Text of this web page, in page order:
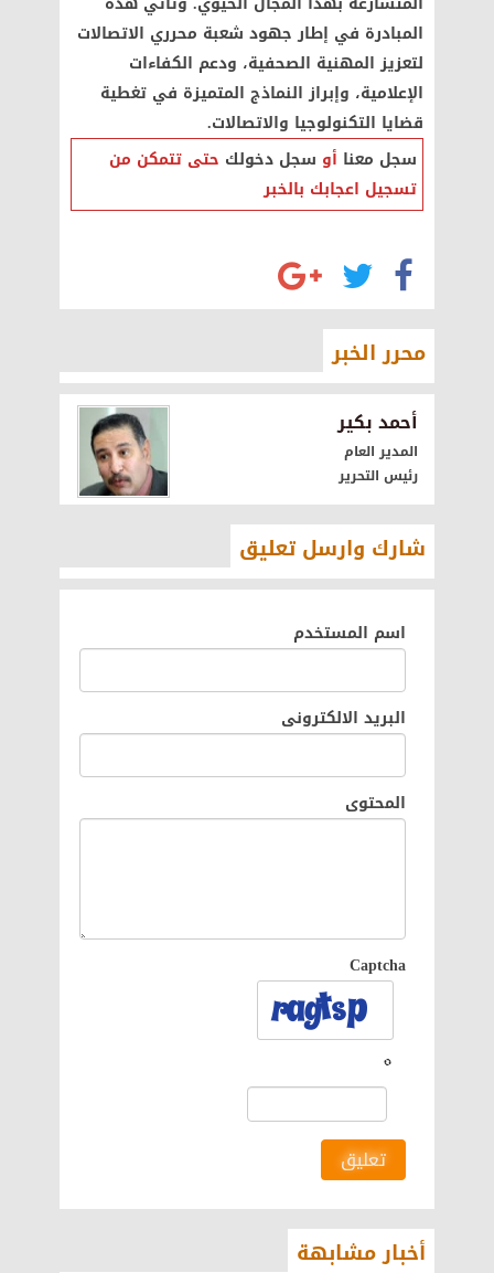
المبادرة في إطار جهود شعبة محرري الاتصالات
لتعزيز المهنية الصحفية، ودعم الكفاءات
الإعلامية، وإبراز النماذج المتميزة في تغطية
قضايا التكنولوجيا والاتصالات.
سجل معنا أو سجل دخولك حتى تتمكن من
تسجيل اعجابك بالخبر
محرر الخبر
أحمد بكير
المدير العام
رئيس التحرير
شارك وارسل تعليق
اسم المستخدم
البريد الالكترونى
المحتوى
Captcha
تعليق
أخبار مشابهة